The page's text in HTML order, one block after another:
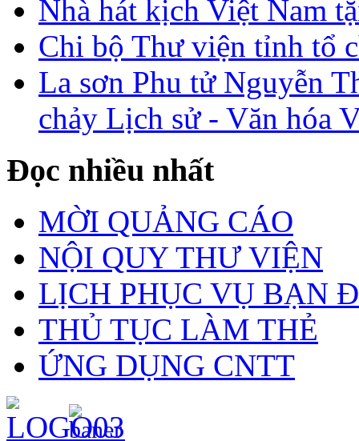
Nhà hát kịch Việt Nam
Chi bộ Thư viện tỉnh tổ
La sơn Phu tử Nguyễn
chảy Lịch sử - Văn hóa
Đọc nhiều nhất
MỜI QUẢNG CÁO
NỘI QUY THƯ VIỆN
LỊCH PHỤC VỤ BẠN
THỦ TỤC LÀM THẺ
ỨNG DỤNG CNTT